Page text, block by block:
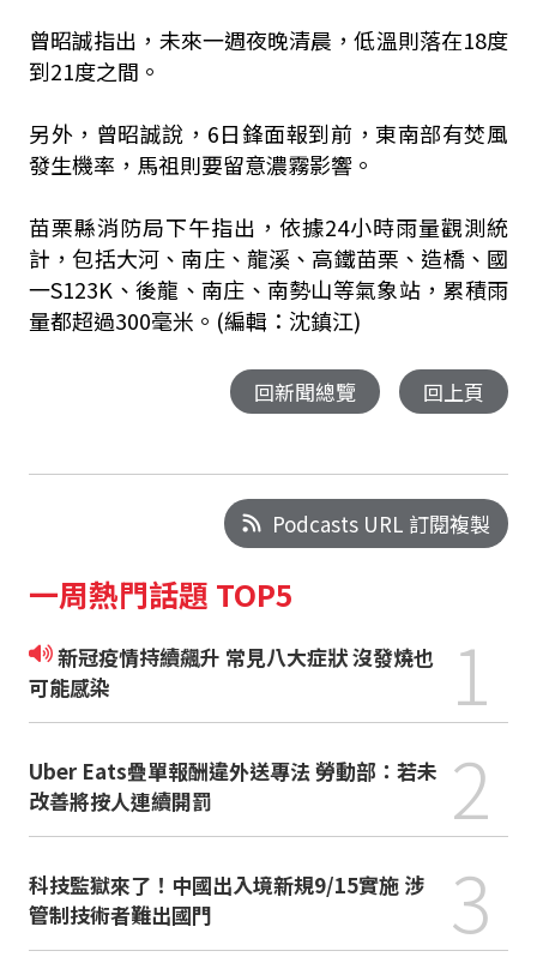
曾昭誠指出，未來一週夜晚清晨，低溫則落在18度
到21度之間。
另外，曾昭誠說，6日鋒面報到前，東南部有焚風
發生機率，馬祖則要留意濃霧影響。
苗栗縣消防局下午指出，依據24小時雨量觀測統
計，包括大河、南庄、龍溪、高鐵苗栗、造橋、國
一S123K、後龍、南庄、南勢山等氣象站，累積雨
量都超過300毫米。(編輯：沈鎮江)
回新聞總覽 回上頁
Podcasts URL 訂閱複製
一周熱門話題 TOP5
新冠疫情持續飆升 常見八大症狀 沒發燒也
可能感染
1
Uber Eats疊單報酬違外送專法 勞動部：若未
改善將按人連續開罰
2
科技監獄來了！中國出入境新規9/15實施 涉
管制技術者難出國門
3